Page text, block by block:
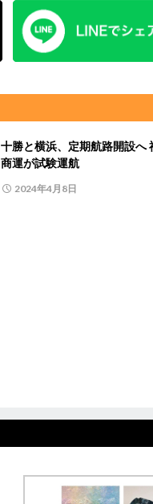
十勝と横浜、定期航路開設へ
商運が試験運航
2024年4月8日